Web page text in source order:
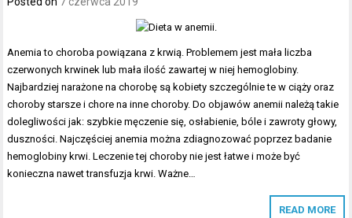
Anemia to choroba powiązana z krwią. Problemem jest mała liczba
czerwonych krwinek lub mała ilość zawartej w niej hemoglobiny.
Najbardziej narażone na chorobę są kobiety szczególnie te w ciąży oraz
choroby starsze i chore na inne choroby. Do objawów anemii należą takie
dolegliwości jak: szybkie męczenie się, osłabienie, bóle i zawroty głowy,
duszności. Najczęściej anemia można zdiagnozować poprzez badanie
hemoglobiny krwi. Leczenie tej choroby nie jest łatwe i może być
konieczna nawet transfuzja krwi. Ważne…
READ MORE